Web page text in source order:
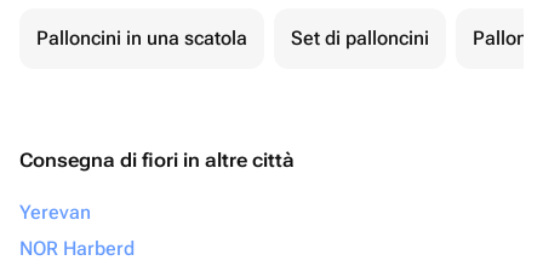
Palloncini in una scatola Set di palloncini
Consegna di fiori in altre città
Yerevan
NOR Harberd